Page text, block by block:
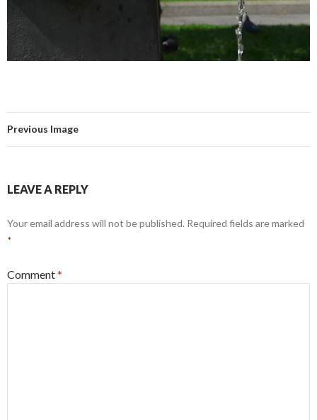
Previous Image
LEAVE A REPLY
Your email address will not be published. Required fields are marked
*
Comment*